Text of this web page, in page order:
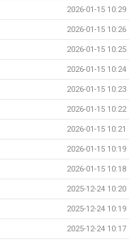
2026-01-15 10:29
2026-01-15 10:26
2026-01-15 10:25
2026-01-15 10:24
2026-01-15 10:23
2026-01-15 10:22
2026-01-15 10:21
2026-01-15 10:19
2026-01-15 10:18
2025-12-24 10:20
2025-12-24 10:19
2025-12-24 10:17